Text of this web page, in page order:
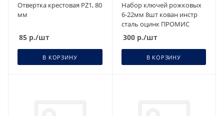
Отвертка крестовая PZ1, 80
мм
85 р./шт
В КОРЗИНУ
Набор ключей рожковых
6-22мм 8шт кован инстр
сталь оцинк ПРОМИС
300р./шт
В КОРЗИНУ